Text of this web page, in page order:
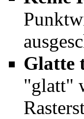
Glatte
"glatt"